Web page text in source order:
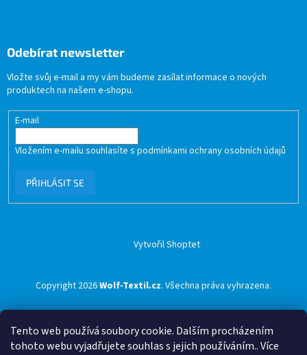
Tento web používá soubory cookie. Dalším procházením
tohoto webu vyjadřujete souhlas s jejich používáním.. Více
Odebírat newsletter
Vložte svůj e-mail a my vám budeme zasílat informace o nových
produktech na našem e-shopu.
E-mail
Vložením e-mailu souhlasíte s podmínkami ochrany osobních údajů
PŘIHLÁSIT SE
Vytvořil Shoptet
Copyright 2026Wolf-Textil.cz. Všechna práva vyhrazena.